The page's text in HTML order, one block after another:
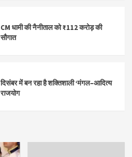
CM धामी की नैनीताल को ₹112 करोड़ की
सौगात
दिसंबर में बन रहा है शक्तिशाली ‘मंगल–आदित्य
राजयोग